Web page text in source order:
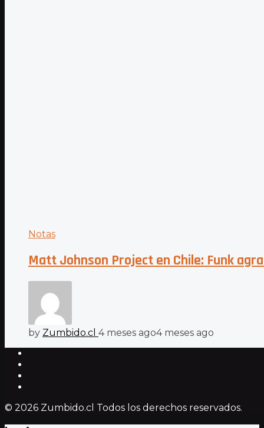
Notas
Matt Johnson Project en Chile: Funk
by Zumbido.cl 4 meses ago4 meses ago
© 2026 Zumbido.cl Todos los derechos reservados.